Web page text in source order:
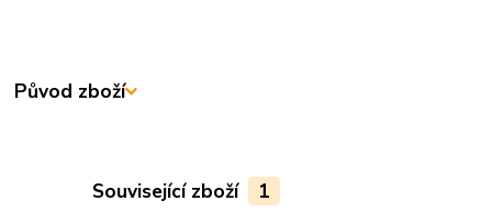
Původ zboží
Související zboží 1